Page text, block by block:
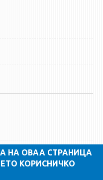
НА ОВАА СТРАНИЦА
КОРИСНИЧКО